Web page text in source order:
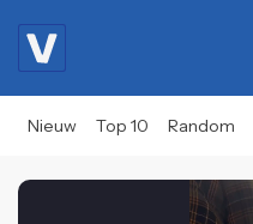
Nieuw Top 10 Random